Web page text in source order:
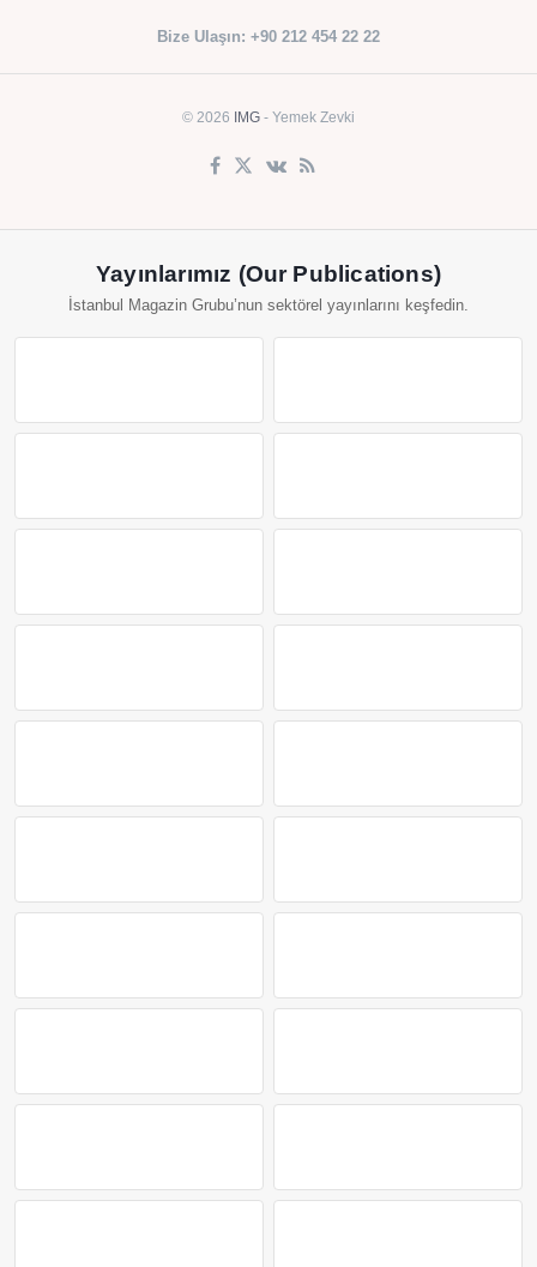
Bize Ulaşın: +90 212 454 22 22
© 2026 IMG - Yemek Zevki
Yayınlarımız (Our Publications)
İstanbul Magazin Grubu’nun sektörel yayınlarını keşfedin.